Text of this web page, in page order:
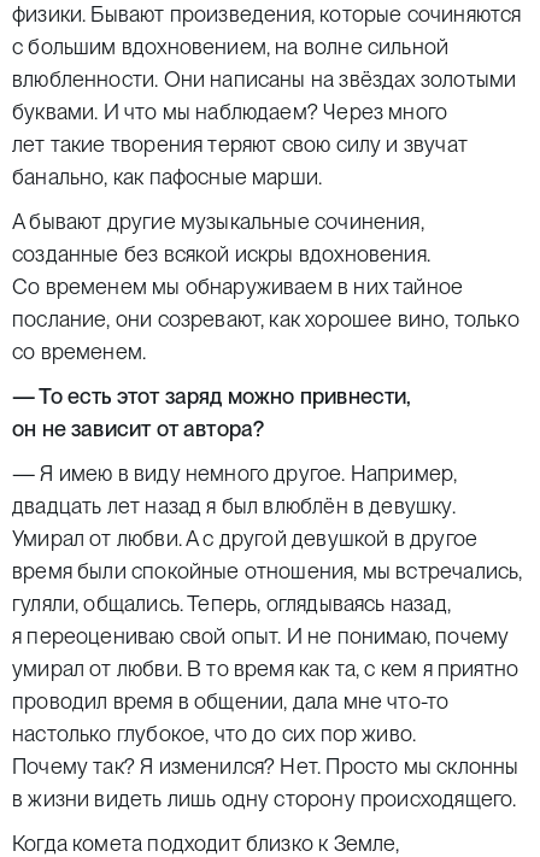
физики. Бывают произведения, которые сочиняются
с большим вдохновением, на волне сильной
влюбленности. Они написаны на звёздах золотыми
буквами. И что мы наблюдаем? Через много
лет такие творения теряют свою силу и звучат
банально, как пафосные марши.
А бывают другие музыкальные сочинения,
созданные без всякой искры вдохновения.
Со временем мы обнаруживаем в них тайное
послание, они созревают, как хорошее вино, только
со временем.
— То есть этот заряд можно привнести,
он не зависит от автора?
— Я имею в виду немного другое. Например,
двадцать лет назад я был влюблён в девушку.
Умирал от любви. А с другой девушкой в другое
время были спокойные отношения, мы встречались,
гуляли, общались. Теперь, оглядываясь назад,
я переоцениваю свой опыт. И не понимаю, почему
умирал от любви. В то время как та, с кем я приятно
проводил время в общении, дала мне что-то
настолько глубокое, что до сих пор живо.
Почему так? Я изменился? Нет. Просто мы склонны
в жизни видеть лишь одну сторону происходящего.
Когда комета подходит близко к Земле,